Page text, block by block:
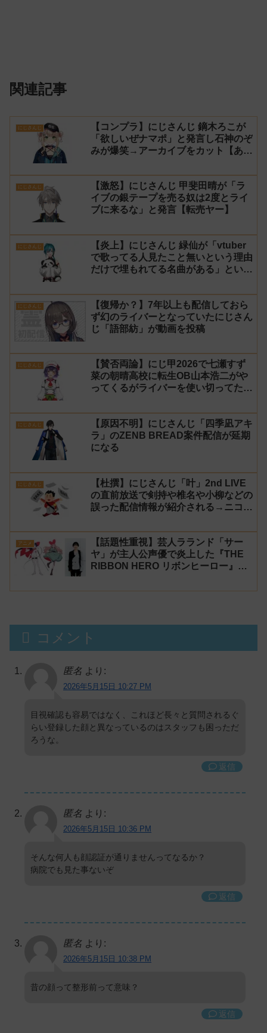
関連記事
にじさんじ
【コンプラ】にじさんじ 鏑木ろこが
「欲しいぜナマポ」と発言し石神のぞ
みが爆笑→アーカイブをカット【あら
にじさんじ
【激怒】にじさんじ 甲斐田晴が「ラ
イブの銀テープを売る奴は2度とライ
ブに来るな」と発言【転売ヤー】
にじさんじ
【炎上】にじさんじ 緑仙が「vtuber
で歌ってる人見たこと無いという理由
だけで埋もれてる名曲がある」という
にじさんじ
【復帰か？】7年以上も配信しておら
ず幻のライバーとなっていたにじさん
じ「語部紡」が動画を投稿
にじさんじ
【賛否両論】にじ甲2026で七瀬すず
菜の朝晴高校に転生OB山本浩二がや
ってくるがライバーを使い切ってたの
イバーの転生が可能に
にじさんじ
【原因不明】にじさんじ「四季凪アキ
ラ」のZENB BREAD案件配信が延期
になる
にじさんじ
【杜撰】にじさんじ「叶」2nd LIVE
の直前放送で剣持や椎名や小柳などの
誤った配信情報が紹介される→ニコニ
【生成AI?】
アニメ
【話題性重視】芸人ラランド「サー
ヤ」が主人公声優で炎上した『THE
RIBBON HERO リボンヒーロー』に
ンルン」「でびでび・でびる」が出
コメント
匿名 より:
2026年5月15日 10:27 PM
目視確認も容易ではなく、これほど長々と質問されるぐ
らい登録した顔と異なっているのはスタッフも困っただ
ろうな。
返信
匿名 より:
2026年5月15日 10:36 PM
そんな何人も顔認証が通りませんってなるか？
病院でも見た事ないぞ
返信
匿名 より:
2026年5月15日 10:38 PM
昔の顔って整形前って意味？
返信